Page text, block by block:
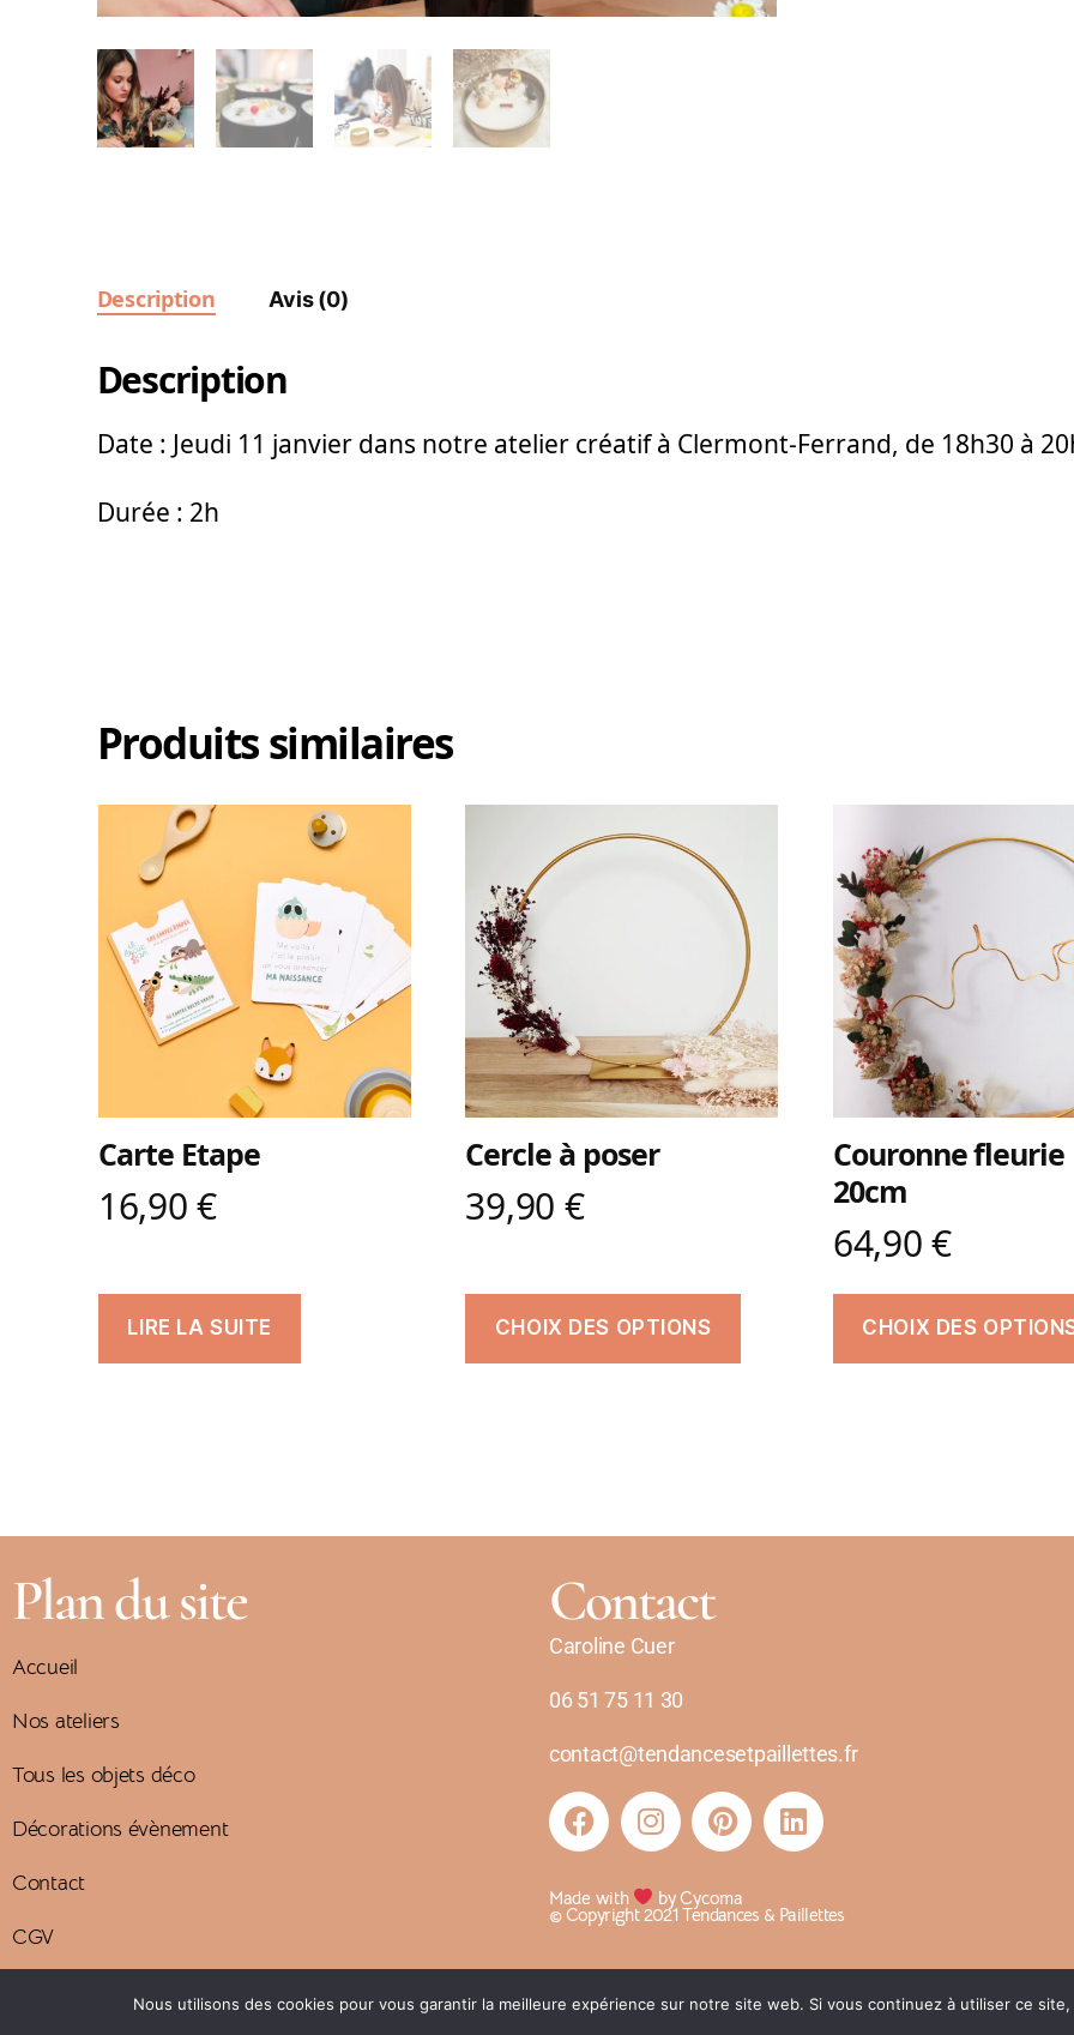
Description Avis (0)
Description
Date : Jeudi 11 janvier dans notre atelier créatif à Clermont-Ferrand, de 18h30 à
Durée : 2h
Produits similaires
Carte Etape
16,90€
LIRE LA SUITE
Cercle à poser
39,90 €
CHOIX DES OPTIONS
Couronne fleurie
20cm
64,90€
CHOIX DES
Plan du site
Accueil
Nos ateliers
Tous les objets déco
Décorations évènement
Contact
CGV
Contact
Caroline Cuer
06 51 75 11 30
contact@tendancesetpaillettes.fr
Made with by Cycoma
© Copyright 2021 Tendances & Paillettes
Nous utilisons des cookies pour vous garantir la meilleure expérience sur notre site web. Si vous continuez à utiliser ce